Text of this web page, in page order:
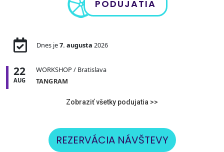
PODUJATIA
Dnes je7. augusta 2026
22
AUG
WORKSHOP / Bratislava
TANGRAM
Zobraziť všetky podujatia >>
REZERVÁCIA NÁVŠTEVY